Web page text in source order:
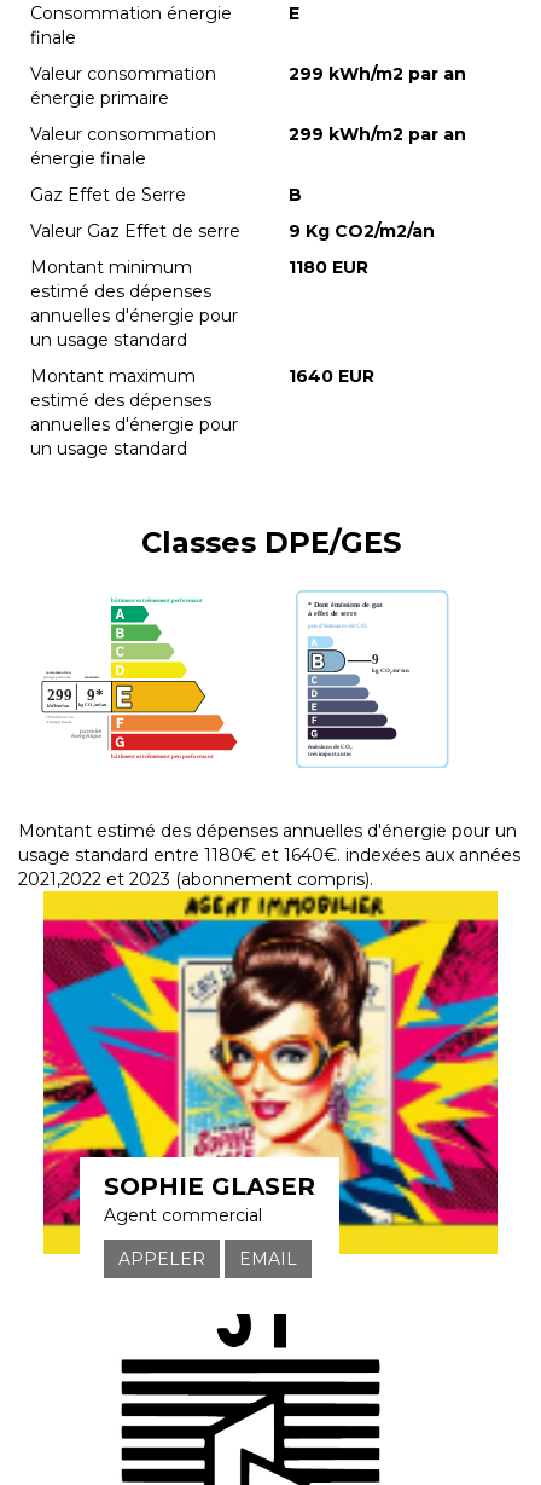
Consommation énergie
finale
E
Valeur consommation
énergie primaire
299 kWh/m2 par an
Valeur consommation
énergie finale
299 kWh/m2 par an
Gaz Effet de Serre
B
Valeur Gaz Effet de serre
9 Kg CO2/m2/an
Montant minimum
estimé des dépenses
annuelles d'énergie pour
un usage standard
1180 EUR
Montant maximum
estimé des dépenses
annuelles d'énergie pour
un usage standard
1640 EUR
Classes DPE/GES
Montant estimé des dépenses annuelles d'énergie pour un
usage standard entre 1180€ et 1640€. indexées aux années
2021,2022 et 2023 (abonnement compris).
SOPHIE GLASER
Agent commercial
APPELER
EMAIL